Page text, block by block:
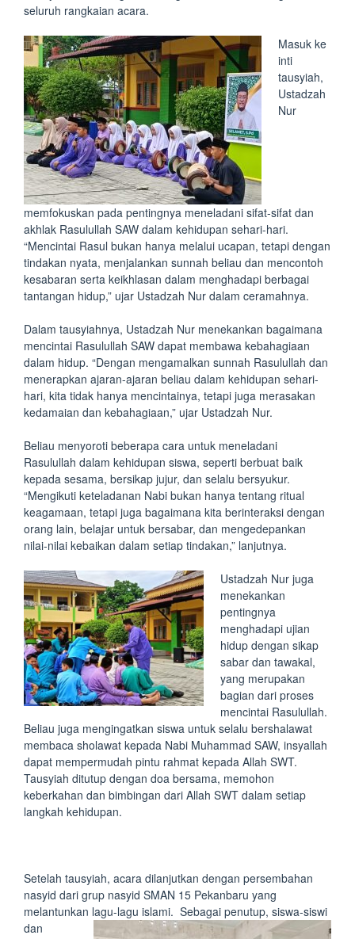
seluruh rangkaian acara.
Masuk ke
inti
tausyiah,
Ustadzah
Nur
memfokuskan pada pentingnya meneladani sifat-sifat dan
akhlak Rasulullah SAW dalam kehidupan sehari-hari.
“Mencintai Rasul bukan hanya melalui ucapan, tetapi dengan
tindakan nyata, menjalankan sunnah beliau dan mencontoh
kesabaran serta keikhlasan dalam menghadapi berbagai
tantangan hidup,” ujar Ustadzah Nur dalam ceramahnya.
Dalam tausyiahnya, Ustadzah Nur menekankan bagaimana
mencintai Rasulullah SAW dapat membawa kebahagiaan
dalam hidup. “Dengan mengamalkan sunnah Rasulullah dan
menerapkan ajaran-ajaran beliau dalam kehidupan sehari-
hari, kita tidak hanya mencintainya, tetapi juga merasakan
kedamaian dan kebahagiaan,” ujar Ustadzah Nur.
Beliau menyoroti beberapa cara untuk meneladani
Rasulullah dalam kehidupan siswa, seperti berbuat baik
kepada sesama, bersikap jujur, dan selalu bersyukur.
“Mengikuti keteladanan Nabi bukan hanya tentang ritual
keagamaan, tetapi juga bagaimana kita berinteraksi dengan
orang lain, belajar untuk bersabar, dan mengedepankan
nilai-nilai kebaikan dalam setiap tindakan,” lanjutnya.
Ustadzah Nur juga
menekankan
pentingnya
menghadapi ujian
hidup dengan sikap
sabar dan tawakal,
yang merupakan
bagian dari proses
mencintai Rasulullah.
Beliau juga mengingatkan siswa untuk selalu bershalawat
membaca sholawat kepada Nabi Muhammad SAW, insyallah
dapat mempermudah pintu rahmat kepada Allah SWT.
Tausyiah ditutup dengan doa bersama, memohon
keberkahan dan bimbingan dari Allah SWT dalam setiap
langkah kehidupan.
Setelah tausyiah, acara dilanjutkan dengan persembahan
nasyid dari grup nasyid SMAN 15 Pekanbaru yang
melantunkan lagu-lagu islami. Sebagai penutup, siswa-siswi
dan